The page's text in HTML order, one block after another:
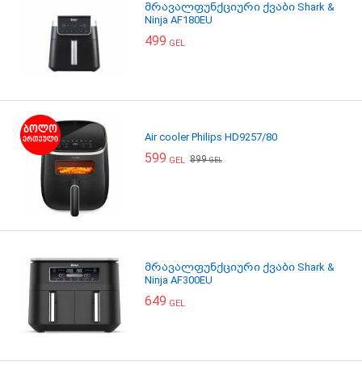
მრავალფუნქციური ქვაბი Shark &
Ninja AF180EU
499 GEL
Air cooler Philips HD9257/80
599 GEL 899GEL
მრავალფუნქციური ქვაბი Shark &
Ninja AF300EU
649 GEL